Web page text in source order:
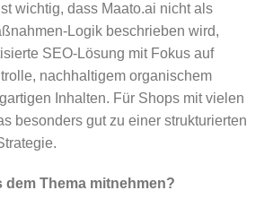
wichtig, dass Maato.ai nicht als
Logik beschrieben wird,
SEO-Lösung mit Fokus auf
nachhaltigem organischem
Inhalten. Für Shops mit vielen
besonders gut zu einer strukturierten
dem Thema mitnehmen?